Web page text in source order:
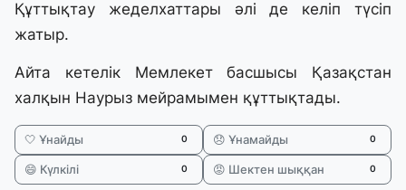
Құттықтау жеделхаттары әлі де келіп түсіп
жатыр.
Айта кетелік Мемлекет басшысы Қазақстан
халқын Наурыз мейрамымен құттықтады.
🤍 Ұнайды 0 😞 Ұнамайды 0
😄 Күлкілі 0 😡 Шектен шыққан 0